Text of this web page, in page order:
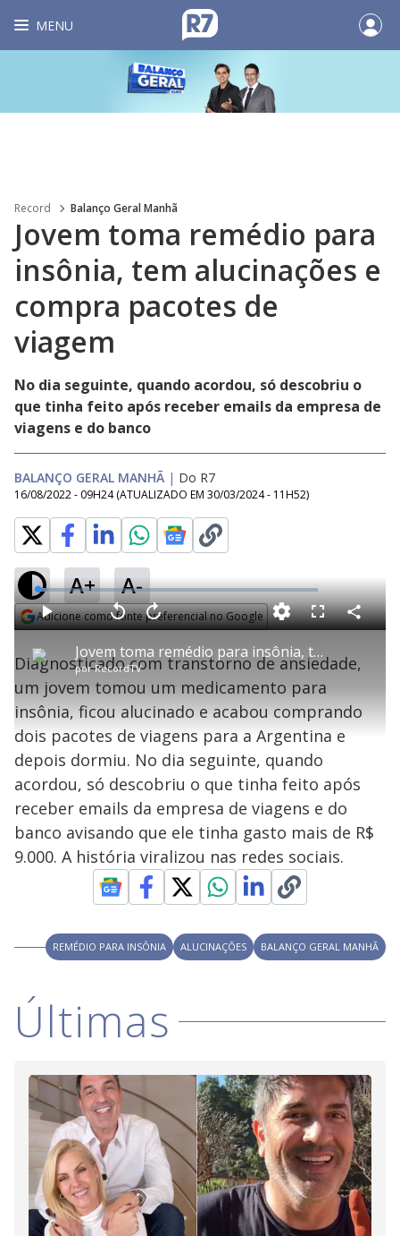
MENU
Record Balanço Geral Manhã
Jovem toma remédio para
insônia, tem alucinações e
compra pacotes de
viagem
No dia seguinte, quando acordou, só descobriu o
que tinha feito após receber emails da empresa de
viagens e do banco
BALANÇO GERAL MANHÃ | Do R7
16/08/2022 - 09H24 (ATUALIZADO EM 30/03/2024 - 11H52)
A+ A-
Adicione como fonte preferencial no Google
P
l
a
y
V
i
d
e
o
Jovem toma remédio para insônia, tem alucinações e compra pacotes de viagem
porRecordTV
P V
t
a
r
0
g
n
d
s
A
n
ç
a
1
s
e
u
n
o
s
M
u
d
o
L
o
a
d
e
3
.
5
8
%
F
l
s
c
e
n
C
o
a
r
a
Diagnosticado com transtorno de ansiedade,
um jovem tomou um medicamento para
insônia, ficou alucinado e acabou comprando
dois pacotes de viagens para a Argentina e
depois dormiu. No dia seguinte, quando
acordou, só descobriu o que tinha feito após
receber emails da empresa de viagens e do
banco avisando que ele tinha gasto mais de R$
9.000. A história viralizou nas redes sociais.
REMÉDIO PARA INSÔNIA ALUCINAÇÕES BALANÇO GERAL MANHÃ
Últimas